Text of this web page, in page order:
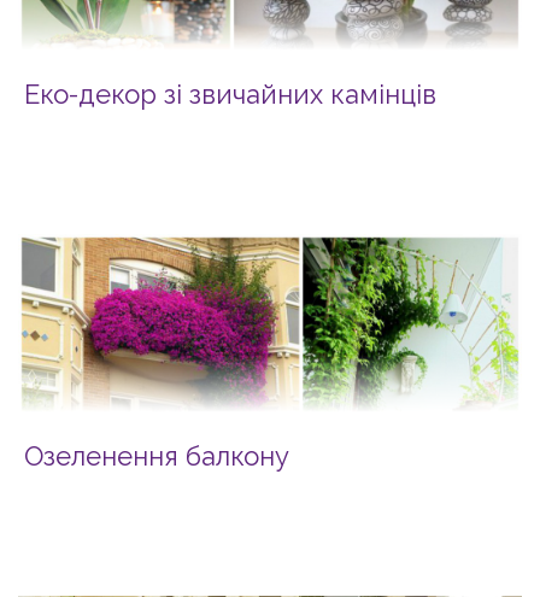
Еко-декор зі звичайних камінців
Озеленення балкону